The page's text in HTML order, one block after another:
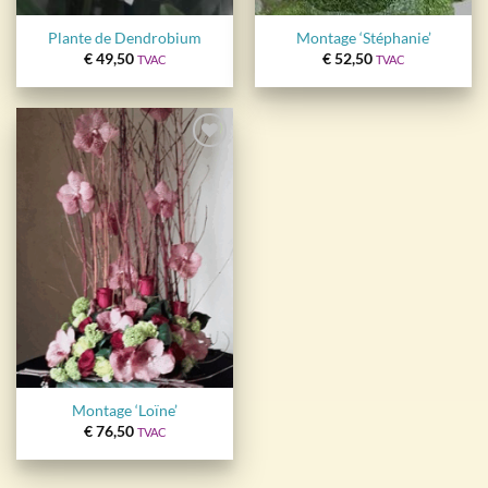
Plante de Dendrobium
€49,50 TVAC
Montage ‘Stéphanie’
€52,50 TVAC
Ajouter
à la
wishlist
Montage ‘Loïne’
€76,50 TVAC